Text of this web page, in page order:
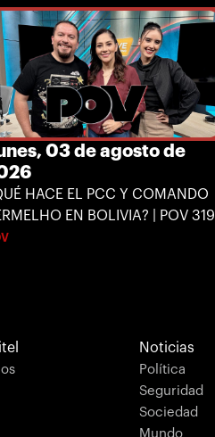
03 de agosto de
HACE EL PCC Y COMANDO
EN BOLIVIA? | POV 319
Noticias
Política
Seguridad
Sociedad
Mundo